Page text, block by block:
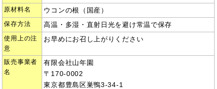
原材料名 ウコンの根（国産）
保存方法 高温・多湿・直射日光を避け常温で保存
使用上の注
意
お早めにお召し上がりください
販売事業者
名
有限会社山年園
〒170-0002
東京都豊島区巣鴨3-34-1